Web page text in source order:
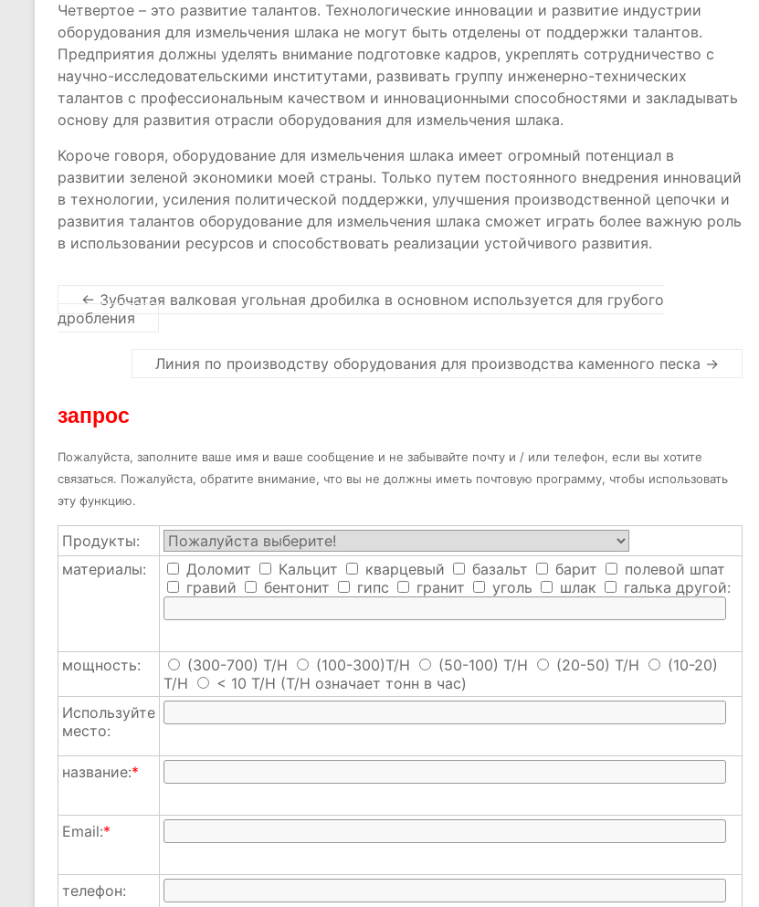
Четвертое – это развитие талантов. Технологические инновации и развитие индустрии
оборудования для измельчения шлака не могут быть отделены от поддержки талантов.
Предприятия должны уделять внимание подготовке кадров, укреплять сотрудничество с
научно-исследовательскими институтами, развивать группу инженерно-технических
талантов с профессиональным качеством и инновационными способностями и закладывать
основу для развития отрасли оборудования для измельчения шлака.
Короче говоря, оборудование для измельчения шлака имеет огромный потенциал в
развитии зеленой экономики моей страны. Только путем постоянного внедрения инноваций
в технологии, усиления политической поддержки, улучшения производственной цепочки и
развития талантов оборудование для измельчения шлака сможет играть более важную роль
в использовании ресурсов и способствовать реализации устойчивого развития.
← Зубчатая валковая угольная дробилка в основном используется для грубого
дробления
Линия по производству оборудования для производства каменного песка →
запрос
Пожалуйста, заполните ваше имя и ваше сообщение и не забывайте почту и / или телефон, если вы хотите
связаться. Пожалуйста, обратите внимание, что вы не должны иметь почтовую программу, чтобы использовать
эту функцию.
Продукты:
материалы:
Доломит Кальцит кварцевый базальт барит
полевой шпат
гравий
бентонит гипс гранит уголь шлак галька другой:
мощность: (300-700) T/H (100-300)T/H (50-100) T/H (20-50) T/H
(10-20)
T/H
< 10 T/H (T/H означает тонн в час)
Используйте
место:
название:*
Email:*
телефон: